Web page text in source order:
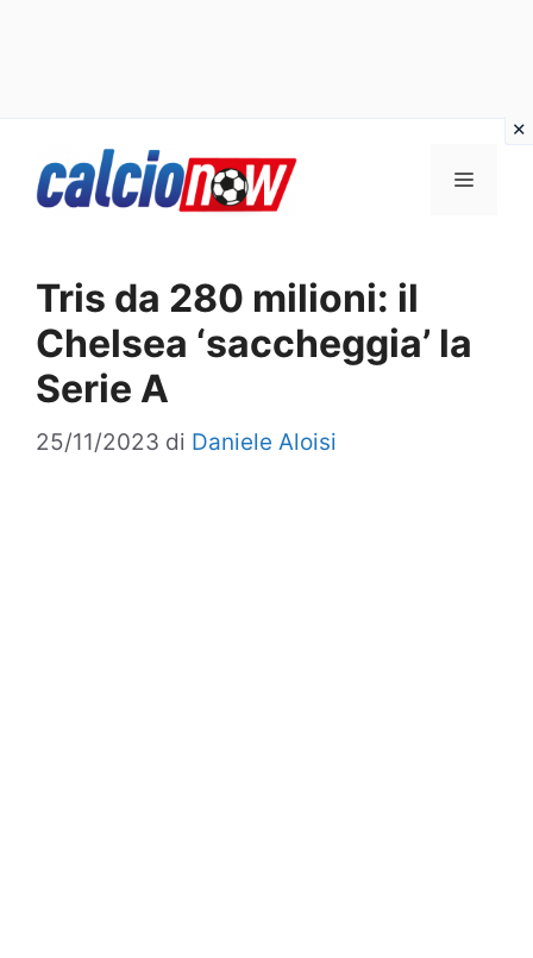
Menu
Tris da 280 milioni: il
Chelsea ‘saccheggia’ la
Serie A
25/11/2023 di Daniele Aloisi